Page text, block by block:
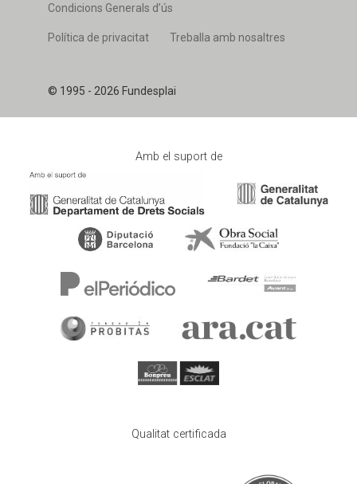
© 1995 - 2026 Fundesplai
Condicions Generals d’ús
Política de privacitat Treballa amb nosaltres
Amb el suport de
Qualitat certificada